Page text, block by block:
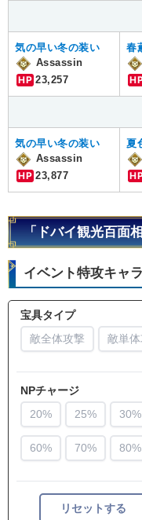
気の早い冬の装い
Assassin
HP 23,257
春
気の早い冬の装い
Assassin
HP 23,877
夏
「ドバイ観光百面
イベント特攻キャ
宝具タイプ
敵全体攻撃
敵単
NPチャージ
20%
25% 30%
60% 70% 80%
リセットする